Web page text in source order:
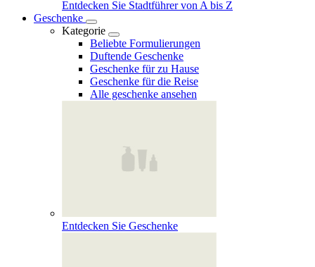
Entdecken Sie Stadtführer von A bis Z
Geschenke
Kategorie
Beliebte Formulierungen
Duftende Geschenke
Geschenke für zu Hause
Geschenke für die Reise
Alle geschenke ansehen
Entdecken Sie Geschenke